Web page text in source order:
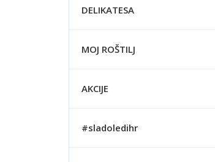
DELIKATESA
MOJ ROŠTILJ
AKCIJE
#sladoledihr